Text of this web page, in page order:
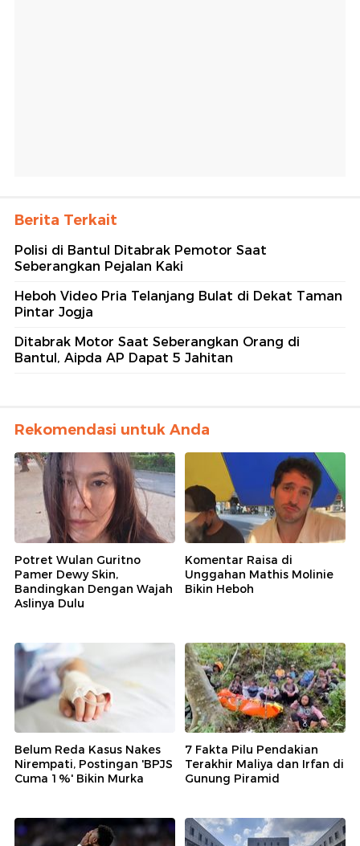
Berita Terkait
Polisi di Bantul Ditabrak Pemotor Saat
Seberangkan Pejalan Kaki
Heboh Video Pria Telanjang Bulat di Dekat Taman
Pintar Jogja
Ditabrak Motor Saat Seberangkan Orang di
Bantul, Aipda AP Dapat 5 Jahitan
Rekomendasi untuk Anda
Potret Wulan Guritno
Pamer Dewy Skin,
Bandingkan Dengan Wajah
Aslinya Dulu
Komentar Raisa di
Unggahan Mathis Molinie
Bikin Heboh
Belum Reda Kasus Nakes
Nirempati, Postingan 'BPJS
Cuma 1%' Bikin Murka
7 Fakta Pilu Pendakian
Terakhir Maliya dan Irfan di
Gunung Piramid